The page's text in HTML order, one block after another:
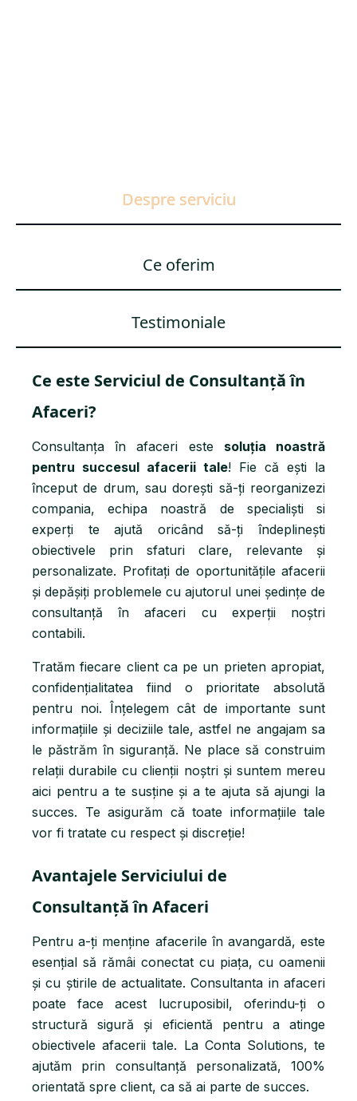
Despre serviciu
Ce oferim
Testimoniale
Ce este Serviciul de Consultanță în
Afaceri?
Consultanța în afaceri este soluția noastră
pentru succesul afacerii tale! Fie că ești la
început de drum, sau dorești să-ți reorganizezi
compania, echipa noastră de specialiști si
experți te ajută oricând să-ți îndeplinești
obiectivele prin sfaturi clare, relevante și
personalizate. Profitați de oportunitățile afacerii
și depășiți problemele cu ajutorul unei ședințe de
consultanță în afaceri cu experții noștri
contabili.
Tratăm fiecare client ca pe un prieten apropiat,
confidențialitatea fiind o prioritate absolută
pentru noi. Înțelegem cât de importante sunt
informațiile și deciziile tale, astfel ne angajam sa
le păstrăm în siguranță. Ne place să construim
relații durabile cu clienții noștri și suntem mereu
aici pentru a te susține și a te ajuta să ajungi la
succes. Te asigurăm că toate informațiile tale
vor fi tratate cu respect și discreție!
Avantajele Serviciului de
Consultanță în Afaceri
Pentru a-ți menține afacerile în avangardă, este
esențial să rămâi conectat cu piața, cu oamenii
și cu știrile de actualitate. Consultanta in afaceri
poate face acest lucruposibil, oferindu-ți o
structură sigură și eficientă pentru a atinge
obiectivele afacerii tale. La Conta Solutions, te
ajutăm prin consultanță personalizată, 100%
orientată spre client, ca să ai parte de succes.